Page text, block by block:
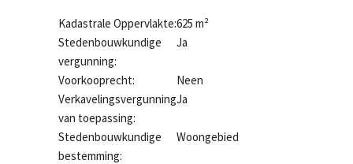
Kadastrale Oppervlakte:625 m²
Stedenbouwkundige
vergunning:
Ja
Voorkooprecht:
Neen
Verkavelingsvergunning
van toepassing:
Ja
Stedenbouwkundige
bestemming:
Woongebied